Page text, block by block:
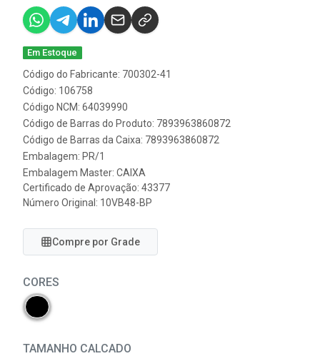
Em Estoque
Código do Fabricante: 700302-41
Código: 106758
Código NCM: 64039990
Código de Barras do Produto: 7893963860872
Código de Barras da Caixa: 7893963860872
Embalagem: PR/1
Embalagem Master: CAIXA
Certificado de Aprovação: 43377
Número Original: 10VB48-BP
Compre por Grade
CORES
TAMANHO CALCADO